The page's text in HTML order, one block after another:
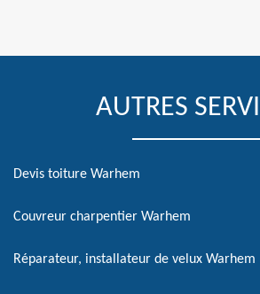
AUTRES
Devis toiture Warhem
Couvreur charpentier Warhem
Réparateur, installateur de velux Warhem